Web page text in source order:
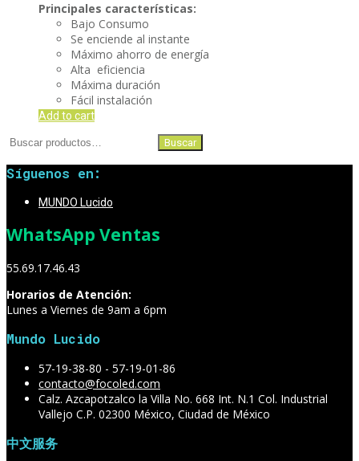
Principales características:
Bajo Consumo
Se enciende al instante
Máximo ahorro de energía
Alta eficiencia
Máxima duración
Fácil instalación
Add to cart
Buscar
Buscar
Síguenos en:
MUNDO Lucido
WhatsApp Ventas
55.69.17.46.43
Horarios de Atención:
Lunes a Viernes de 9am a 6pm
Mundo Lucido
57-19-38-80 - 57-19-01-86
contacto@focoled.com
Calz. Azcapotzalco la Villa No. 668 Int. N.1 Col. Industrial
Vallejo C.P. 02300 México, Ciudad de México
中文服务